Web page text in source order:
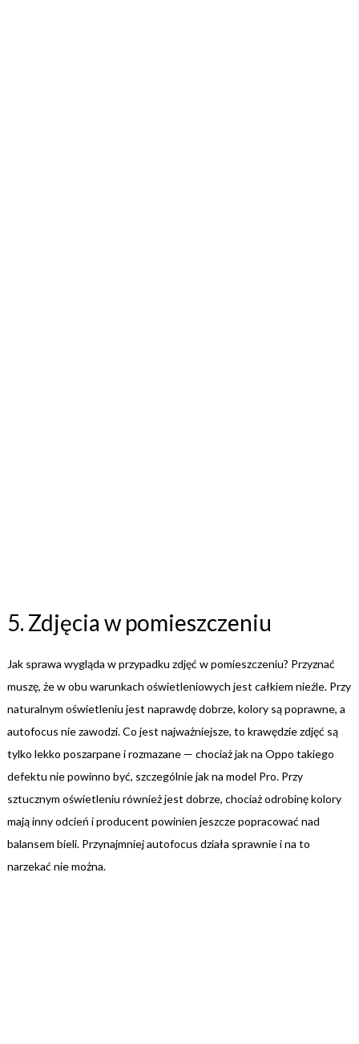
5. Zdjęcia w pomieszczeniu
Jak sprawa wygląda w przypadku zdjęć w pomieszczeniu? Przyznać
muszę, że w obu warunkach oświetleniowych jest całkiem nieźle. Przy
naturalnym oświetleniu jest naprawdę dobrze, kolory są poprawne, a
autofocus nie zawodzi. Co jest najważniejsze, to krawędzie zdjęć są
tylko lekko poszarpane i rozmazane — chociaż jak na Oppo takiego
defektu nie powinno być, szczególnie jak na model Pro. Przy
sztucznym oświetleniu również jest dobrze, chociaż odrobinę kolory
mają inny odcień i producent powinien jeszcze popracować nad
balansem bieli. Przynajmniej autofocus działa sprawnie i na to
narzekać nie można.